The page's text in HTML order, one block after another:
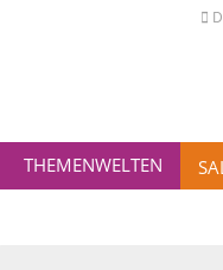
THEMENWELTEN